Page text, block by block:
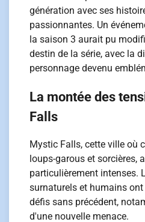
génération avec ses
passionnantes. Un
la saison 3 aurait pu
destin de la série, avec la
personnage devenu
La montée des
Falls
Mystic Falls, cette ville où
loups-garous et sorcières,
particulièrement intenses.
surnaturels et humains
défis sans précédent,
d'une nouvelle menace.